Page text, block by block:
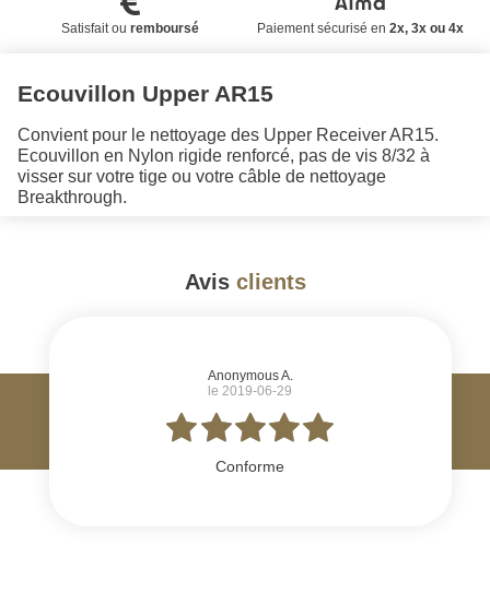
Satisfait ou remboursé Paiement sécurisé en 2x, 3x ou 4x
Ecouvillon Upper AR15
Convient pour le nettoyage des Upper Receiver AR15.
Ecouvillon en Nylon rigide renforcé, pas de vis 8/32 à
visser sur votre tige ou votre câble de nettoyage
Breakthrough.
Avis clients
Anonymous A.
le 2019-06-29
Conforme